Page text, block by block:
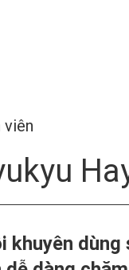
viên
khuyên dùng